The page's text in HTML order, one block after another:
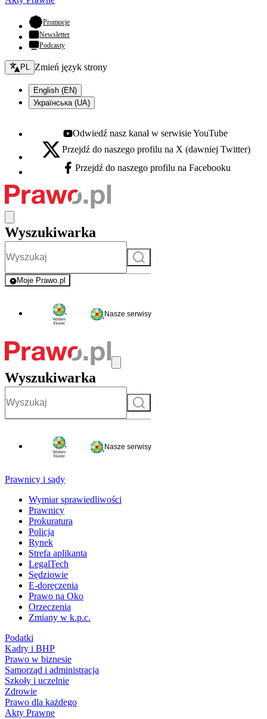
Promocje- otwiera się w nowej karcie
Newsletter
Podcasty
Zmień język - bieżący:
PL Zmień język strony
English (EN)
Українська (UA)
Youtube - otwiera się w nowej karcie
Odwiedź nasz kanał w serwisie YouTube
X - otwiera się w nowej karcie
Przejdź do naszego profilu na X (dawniej Twitter)
Facebook - otwiera się w nowej karcie
Przejdź do naszego profilu na Facebooku
Wyszukiwarka
Szukaj
Moje Prawo.pl
- rejestracja i logowanie do serwisu
Nasze serwisy
Wyszukiwarka
Szukaj
Nasze serwisy
Prawnicy i sądy
Wymiar sprawiedliwości
Prawnicy
Prokuratura
Policja
Rynek
Strefa aplikanta
LegalTech
Sędziowie
E-doręczenia
Prawo na Oko
Orzeczenia
Zmiany w k.p.c.
Podatki
Kadry i BHP
Prawo w biznesie
Samorząd i administracja
Szkoły i uczelnie
Zdrowie
Prawo dla każdego
Akty Prawne